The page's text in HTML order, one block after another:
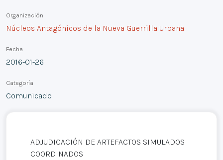
Organización
Núcleos Antagónicos de la Nueva Guerrilla Urbana
Fecha
2016-01-26
Categoría
Comunicado
ADJUDICACIÓN DE ARTEFACTOS SIMULADOS
COORDINADOS